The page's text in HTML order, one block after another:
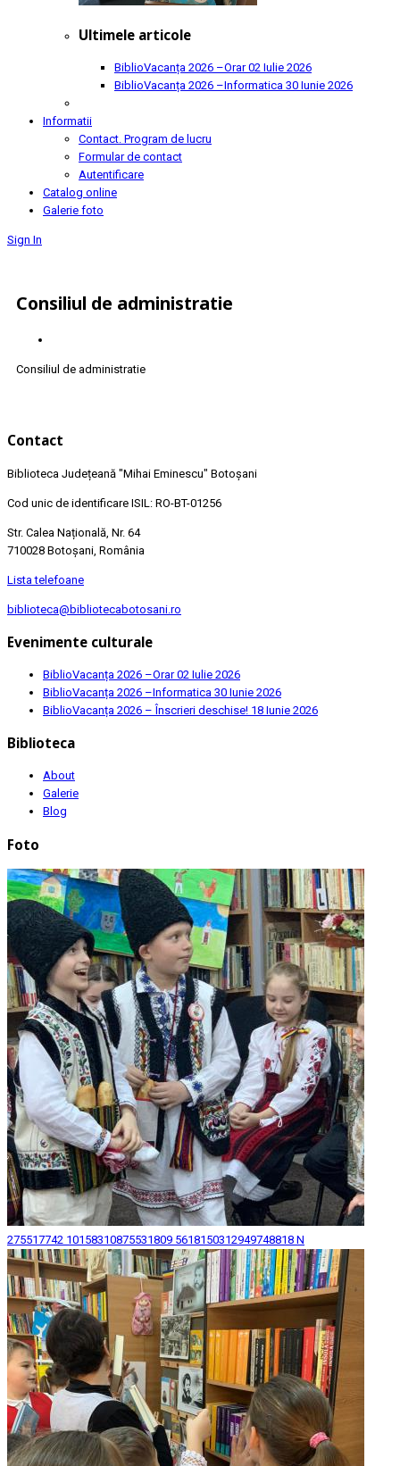
Ultimele articole
BiblioVacanța 2026 –Orar02 Iulie 2026
BiblioVacanța 2026 –Informatica 30 Iunie 2026
Informatii
Contact. Program de lucru
Formular de contact
Autentificare
Catalog online
Galerie foto
Sign In
Consiliul de administratie
Consiliul de administratie
Contact
Biblioteca Județeană "Mihai Eminescu" Botoșani
Cod unic de identificare ISIL: RO-BT-01256
Str. Calea Națională, Nr. 64
710028 Botoșani, România
Lista telefoane
biblioteca@bibliotecabotosani.ro
Evenimente culturale
BiblioVacanța 2026 –Orar02 Iulie 2026
BiblioVacanța 2026 –Informatica 30 Iunie 2026
BiblioVacanța 2026 – Înscrieri deschise! 18 Iunie 2026
Biblioteca
About
Galerie
Blog
Foto
275517742 10158310875531809 5618150312949748818 N